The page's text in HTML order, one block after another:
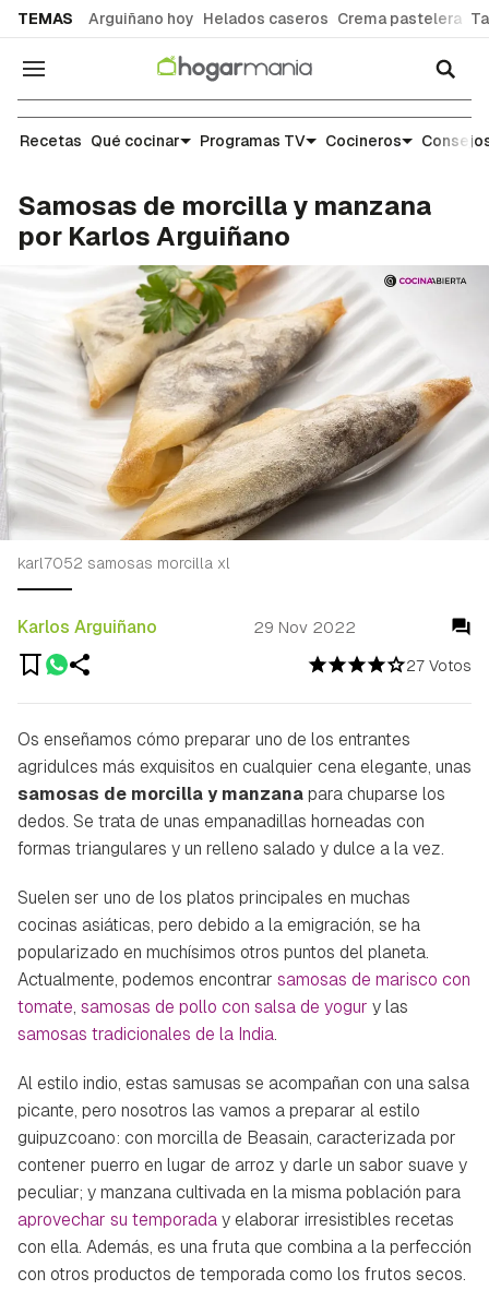
TEMAS Arguiñano hoy Helados caseros Crema pastelera
Navegación
Recetas
Recetas Qué cocinar Programas TV Cocineros
Samosas de morcilla y manzana
por Karlos Arguiñano
27 Votos
Karlos Arguiñano 29 Nov 2022
karl7052 samosas morcilla xl
Os enseñamos cómo preparar uno de los entrantes
agridulces más exquisitos en cualquier cena elegante, unas
samosas de morcilla y manzanapara chuparse los
dedos. Se trata de unas empanadillas horneadas con
formas triangulares y un relleno salado y dulce a la vez.
Suelen ser uno de los platos principales en muchas
cocinas asiáticas, pero debido a la emigración, se ha
popularizado en muchísimos otros puntos del planeta.
Actualmente, podemos encontrar samosas de marisco con
tomate, samosas de pollo con salsa de yogur y las
samosas tradicionales de la India.
Al estilo indio, estas samusas se acompañan con una salsa
picante, pero nosotros las vamos a preparar al estilo
guipuzcoano: con morcilla de Beasain, caracterizada por
contener puerro en lugar de arroz y darle un sabor suave y
peculiar; y manzana cultivada en la misma población para
aprovechar su temporaday elaborar irresistibles recetas
con ella. Además, es una fruta que combina a la perfección
con otros productos de temporada como los frutos secos.